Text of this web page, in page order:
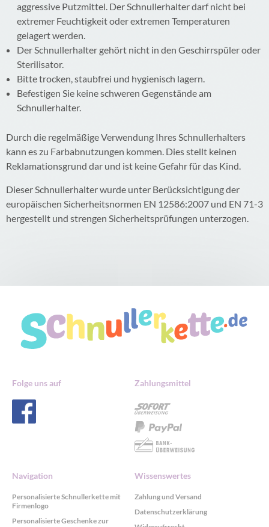
aggressive Putzmittel. Der Schnullerhalter darf nicht bei
extremer Feuchtigkeit oder extremen Temperaturen
gelagert werden.
Der Schnullerhalter gehört nicht in den Geschirrspüler oder
Sterilisator.
Bitte trocken, staubfrei und hygienisch lagern.
Befestigen Sie keine schweren Gegenstände am
Schnullerhalter.
Durch die regelmäßige Verwendung Ihres Schnullerhalters
kann es zu Farbabnutzungen kommen. Dies stellt keinen
Reklamationsgrund dar und ist keine Gefahr für das Kind.
Dieser Schnullerhalter wurde unter Berücksichtigung der
europäischen Sicherheitsnormen EN 12586:2007 und EN 71-3
hergestellt und strengen Sicherheitsprüfungen unterzogen.
Folge uns auf Zahlungsmittel
Navigation
Personalisierte Schnullerkette mit
Firmenlogo
Personalisierte Geschenke zur
Wissenswertes
Zahlung und Versand
Datenschutzerklärung